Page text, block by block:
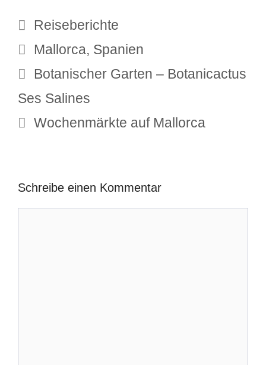
Kategorien
Reiseberichte
Schlagwörter
Mallorca, Spanien
Botanischer Garten – Botanicactus
Ses Salines
Wochenmärkte auf Mallorca
Schreibe einen Kommentar